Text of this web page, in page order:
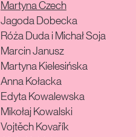
Martyna Czech
Jagoda Dobecka
Róża Duda i Michał Soja
Marcin Janusz
Martyna Kielesińska
Anna Kołacka
Edyta Kowalewska
Mikołaj Kowalski
Vojtěch Kovařík